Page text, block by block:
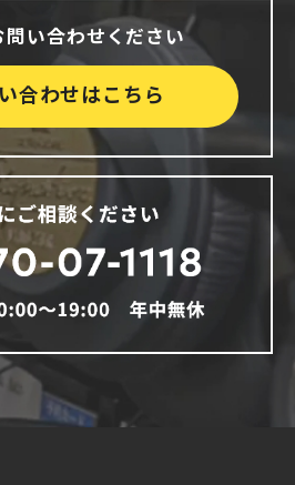
い合わせください
合わせはこちら